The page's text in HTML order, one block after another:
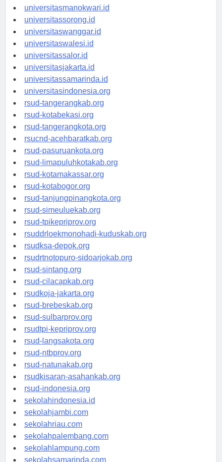
universitaspapua.id
universitasmanokwari.id
universitassorong.id
universitaswanggar.id
universitaswalesi.id
universitassalor.id
universitasjakarta.id
universitassamarinda.id
universitasindonesia.org
rsud-tangerangkab.org
rsud-kotabekasi.org
rsud-tangerangkota.org
rsucnd-acehbaratkab.org
rsud-pasuruankota.org
rsud-limapuluhkotakab.org
rsud-kotamakassar.org
rsud-kotabogor.org
rsud-tanjungpinangkota.org
rsud-simeuluekab.org
rsud-tpikepriprov.org
rsuddrloekmonohadi-kuduskab.org
rsudksa-depok.org
rsudrtnotopuro-sidoarjokab.org
rsud-sintang.org
rsud-cilacapkab.org
rsudkoja-jakarta.org
rsud-brebeskab.org
rsud-sulbarprov.org
rsudtpi-kepriprov.org
rsud-langsakota.org
rsud-ntbprov.org
rsud-natunakab.org
rsudkisaran-asahankab.org
rsud-indonesia.org
sekolahindonesia.id
sekolahjambi.com
sekolahriau.com
sekolahpalembang.com
sekolahlampung.com